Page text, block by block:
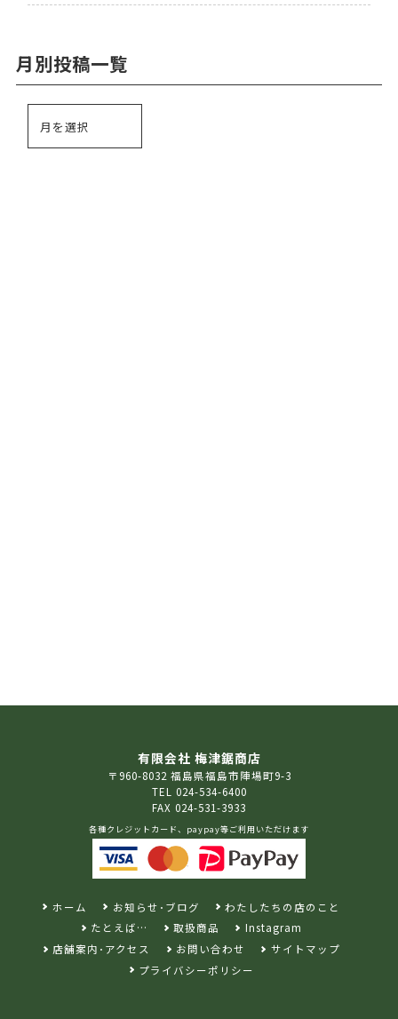
月別投稿一覧
有限会社 梅津鋸商店
〒960-8032 福島県福島市陣場町9-3
TEL 024-534-6400
FAX 024-531-3933
各種クレジットカード、paypay等ご利用いただけます
ホーム お知らせ･ブログ
わたしたちの店のこと
たとえば…
取扱商品
Instagram
店舗案内･アクセス
お問い合わせ
サイトマップ
プライバシーポリシー